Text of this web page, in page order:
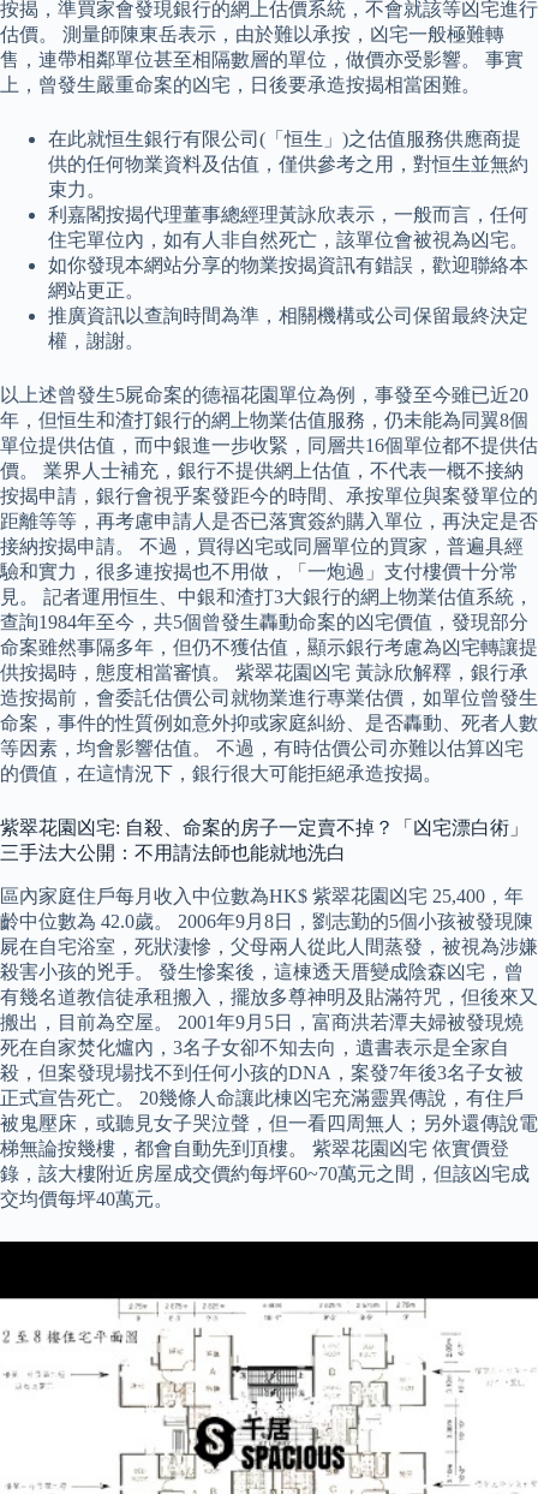
按揭，準買家會發現銀行的網上估價系統，不會就該等凶宅進行
估價。 測量師陳東岳表示，由於難以承按，凶宅一般極難轉
售，連帶相鄰單位甚至相隔數層的單位，做價亦受影響。 事實
上，曾發生嚴重命案的凶宅，日後要承造按揭相當困難。
在此就恒生銀行有限公司(「恒生」)之估值服務供應商提
供的任何物業資料及估值，僅供參考之用，對恒生並無約
束力。
利嘉閣按揭代理董事總經理黃詠欣表示，一般而言，任何
住宅單位內，如有人非自然死亡，該單位會被視為凶宅。
如你發現本網站分享的物業按揭資訊有錯誤，歡迎聯絡本
網站更正。
推廣資訊以查詢時間為準，相關機構或公司保留最終決定
權，謝謝。
以上述曾發生5屍命案的德福花園單位為例，事發至今雖已近20
年，但恒生和渣打銀行的網上物業估值服務，仍未能為同翼8個
單位提供估值，而中銀進一步收緊，同層共16個單位都不提供估
價。 業界人士補充，銀行不提供網上估值，不代表一概不接納
按揭申請，銀行會視乎案發距今的時間、承按單位與案發單位的
距離等等，再考慮申請人是否已落實簽約購入單位，再決定是否
接納按揭申請。 不過，買得凶宅或同層單位的買家，普遍具經
驗和實力，很多連按揭也不用做，「一炮過」支付樓價十分常
見。 記者運用恒生、中銀和渣打3大銀行的網上物業估值系統，
查詢1984年至今，共5個曾發生轟動命案的凶宅價值，發現部分
命案雖然事隔多年，但仍不獲估值，顯示銀行考慮為凶宅轉讓提
供按揭時，態度相當審慎。 紫翠花園凶宅 黃詠欣解釋，銀行承
造按揭前，會委託估價公司就物業進行專業估價，如單位曾發生
命案，事件的性質例如意外抑或家庭糾紛、是否轟動、死者人數
等因素，均會影響估值。 不過，有時估價公司亦難以估算凶宅
的價值，在這情況下，銀行很大可能拒絕承造按揭。
紫翠花園凶宅: 自殺、命案的房子一定賣不掉？「凶宅漂白術」
三手法大公開：不用請法師也能就地洗白
區內家庭住戶每月收入中位數為HK$ 紫翠花園凶宅 25,400，年
齡中位數為 42.0歲。 2006年9月8日，劉志勤的5個小孩被發現陳
屍在自宅浴室，死狀淒慘，父母兩人從此人間蒸發，被視為涉嫌
殺害小孩的兇手。 發生慘案後，這棟透天厝變成陰森凶宅，曾
有幾名道教信徒承租搬入，擺放多尊神明及貼滿符咒，但後來又
搬出，目前為空屋。 2001年9月5日，富商洪若潭夫婦被發現燒
死在自家焚化爐內，3名子女卻不知去向，遺書表示是全家自
殺，但案發現場找不到任何小孩的DNA，案發7年後3名子女被
正式宣告死亡。 20幾條人命讓此棟凶宅充滿靈異傳說，有住戶
被鬼壓床，或聽見女子哭泣聲，但一看四周無人；另外還傳說電
梯無論按幾樓，都會自動先到頂樓。 紫翠花園凶宅 依實價登
錄，該大樓附近房屋成交價約每坪60~70萬元之間，但該凶宅成
交均價每坪40萬元。